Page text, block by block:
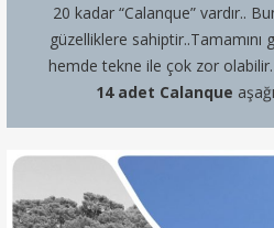
20 kadar “Calanque” vardır..
güzelliklere
hemde tekne ile çok zor
14 adet Calanque